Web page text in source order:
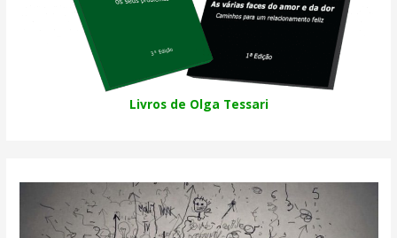
Livros de Olga Tessari